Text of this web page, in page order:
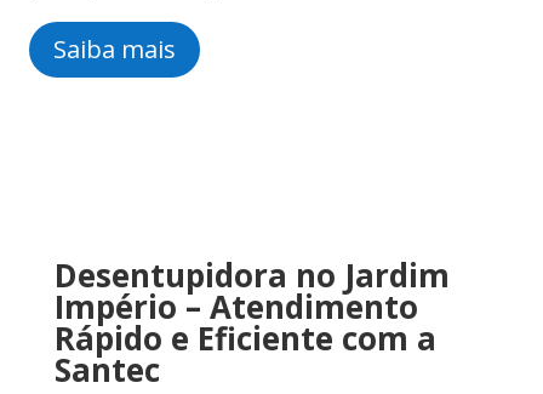
Saiba mais
Desentupidora no Jardim
Império – Atendimento
Rápido e Eficiente com a
Santec